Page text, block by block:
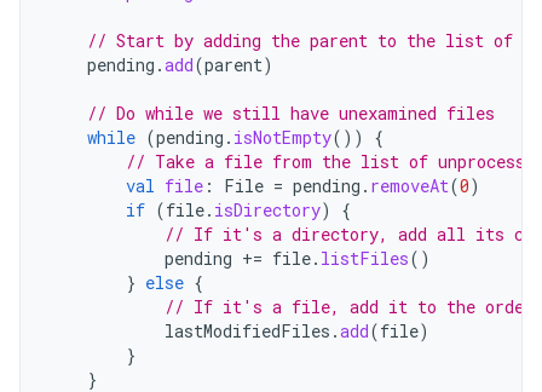
// Start by adding the parent to the list of
pending .add(parent)
// Do while we still have unexamined files
while (pending . isNotEmpty())
{
// Take a file from the list of
val file : File = pending . removeAt(0)
if (file. isDirectory)
{
// If it's a directory, add all its
pending += file. listFiles()
} else {
// If it's a file, add it to the
lastModifiedFiles .add(file)
}
}